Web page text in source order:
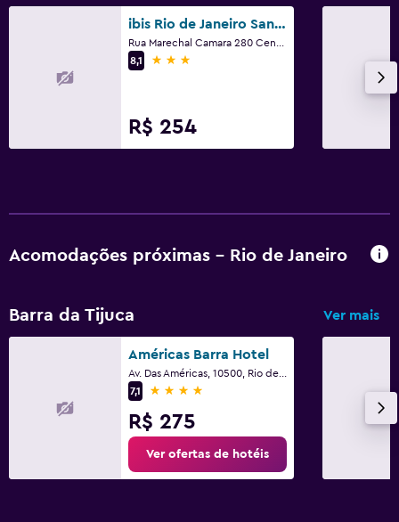
ibis Rio de Janeiro Santos Dumont
8,1
3 estrelas
R$ 254
Acomodações próximas - Rio de Janeiro
Barra da Tijuca Ver mais
Américas Barra Hotel
7,1
4 estrelas
R$ 275
Ver ofertas de hotéis